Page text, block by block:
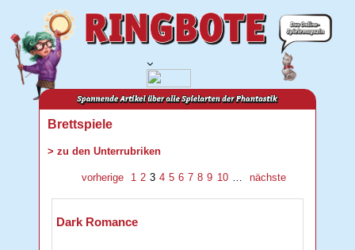
Brettspiele
> zu den Unterrubriken
vorherige 1 2 3 4 5 6 7 8 9 10 … nächste
Dark Romance